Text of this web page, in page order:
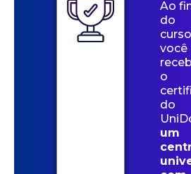
Ao
do
você
o
do
um